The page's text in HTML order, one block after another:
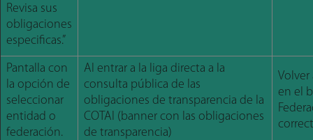
Revisa sus
obligaciones
especificas.”
Pantalla con
la opción de
seleccionar
entidad o
federación.
Al entrar a la liga directa a la
consulta pública de las
obligaciones de transparencia de la
COTAI (banner con las obligaciones
de transparencia)
en el